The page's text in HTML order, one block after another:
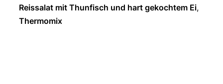
Reissalat mit Thunfisch und hart gekochtem Ei,
Thermomix